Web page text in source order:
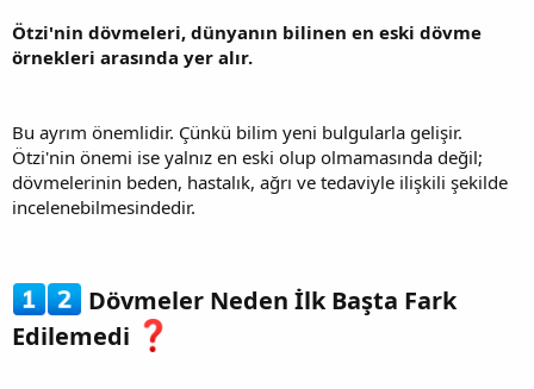
Ötzi'nin dövmeleri, dünyanın bilinen en eski dövme
örnekleri arasında yer alır.
Bu ayrım önemlidir. Çünkü bilim yeni bulgularla gelişir.
Ötzi'nin önemi ise yalnız en eski olup olmamasında değil;
dövmelerinin beden, hastalık, ağrı ve tedaviyle ilişkili şekilde
incelenebilmesindedir.
Dövmeler Neden İlk Başta Fark
Edilemedi